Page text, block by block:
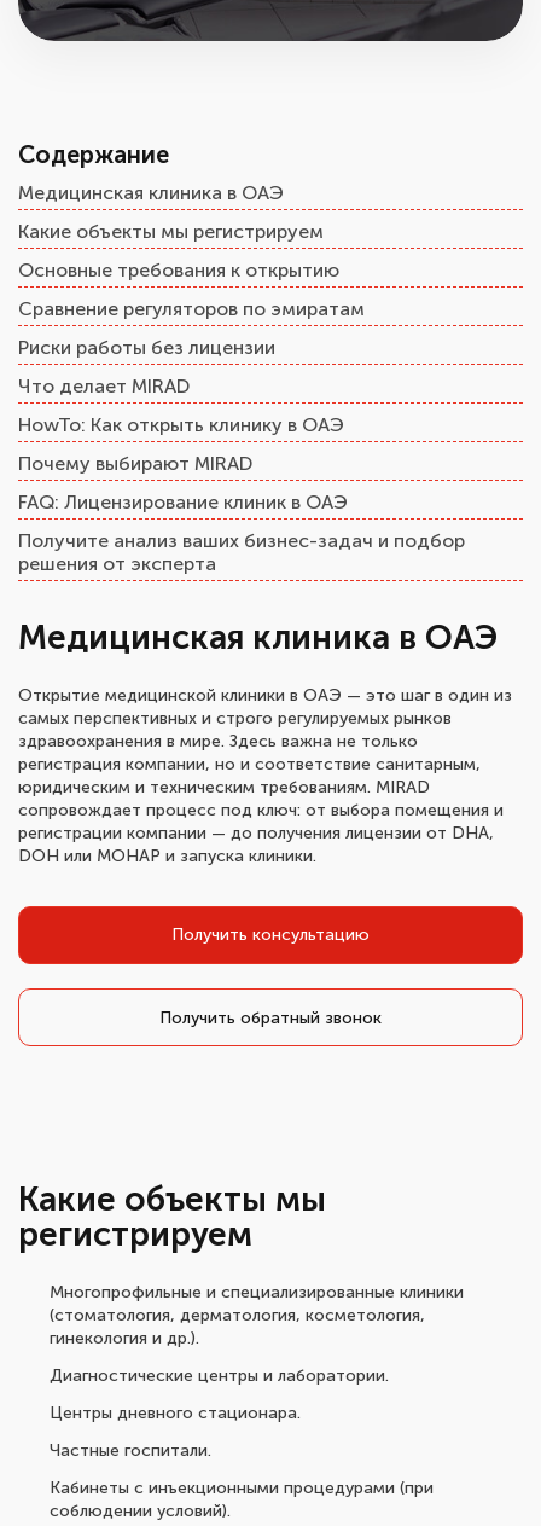
Медицинская клиника в ОАЭ
Открытие медицинской клиники в ОАЭ — это шаг в один из
самых перспективных и строго регулируемых рынков
здравоохранения в мире. Здесь важна не только
регистрация компании, но и соответствие санитарным,
юридическим и техническим требованиям. MIRAD
сопровождает процесс под ключ: от выбора помещения и
регистрации компании — до получения лицензии от DHA,
DOH или MOHAP и запуска клиники.
Получить консультацию
Получить обратный звонок
Какие объекты мы
регистрируем
Многопрофильные и специализированные клиники
(стоматология, дерматология, косметология,
гинекология и др.).
Диагностические центры и лаборатории.
Центры дневного стационара.
Частные госпитали.
Кабинеты с инъекционными процедурами (при
соблюдении условий).
Содержание
Медицинская клиника в ОАЭ
Какие объекты мы регистрируем
Основные требования к открытию
Сравнение регуляторов по эмиратам
Риски работы без лицензии
Что делает MIRAD
HowTo: Как открыть клинику в ОАЭ
Почему выбирают MIRAD
FAQ: Лицензирование клиник в ОАЭ
Получите анализ ваших бизнес-задач и подбор
решения от эксперта